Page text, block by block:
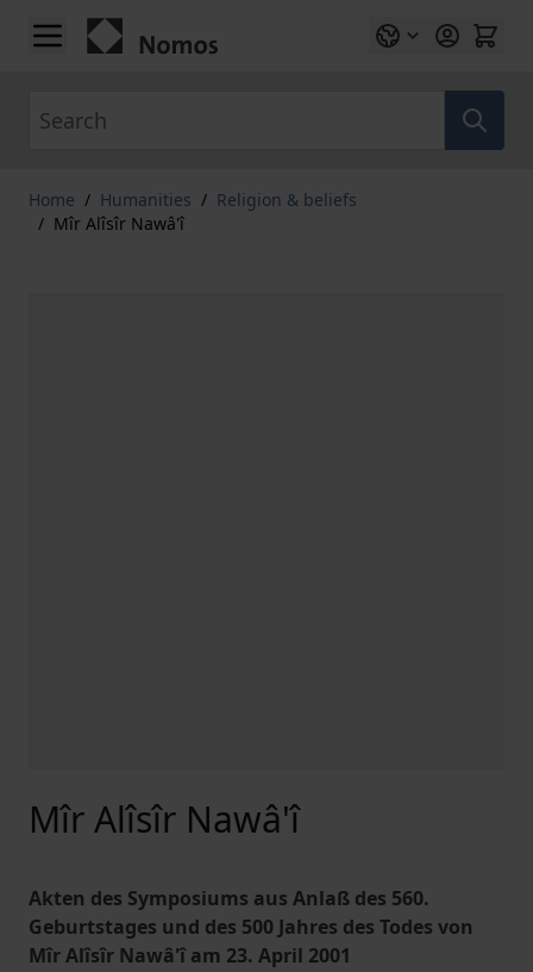
Skip to Content
Home / Humanities / Religion & beliefs
/ Mîr Alîsîr Nawâ'î
Mîr Alîsîr Nawâ'î
Akten des Symposiums aus Anlaß des 560.
Geburtstages und des 500 Jahres des Todes von
Mîr Alîsîr Nawâ'î am 23. April 2001